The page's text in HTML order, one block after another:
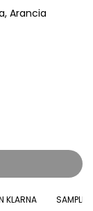
Arancia
SAMPLES